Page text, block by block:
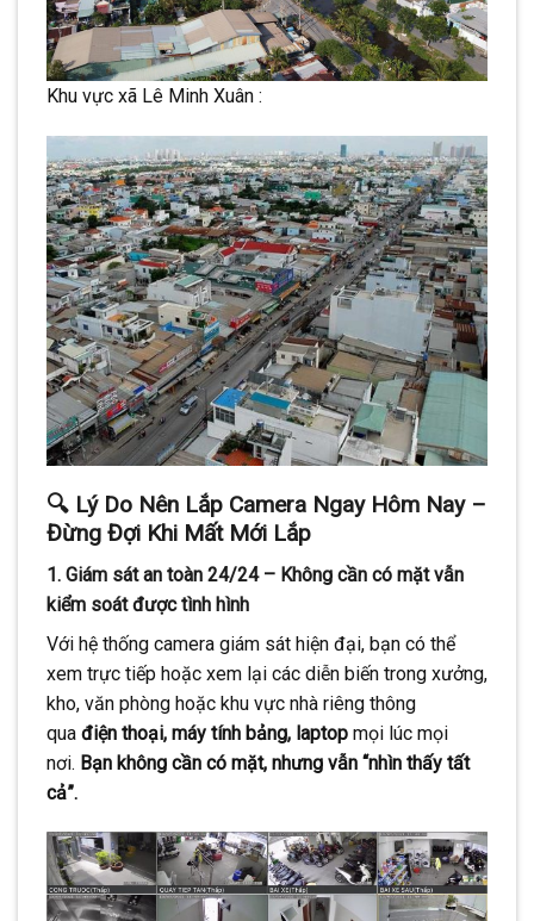
Khu vực xã Lê Minh Xuân :
🔍 Lý Do Nên Lắp Camera Ngay Hôm Nay –
Đừng Đợi Khi Mất Mới Lắp
1. Giám sát an toàn 24/24 – Không cần có mặt vẫn
kiểm soát được tình hình
Với hệ thống camera giám sát hiện đại, bạn có thể
xem trực tiếp hoặc xem lại các diễn biến trong xưởng,
kho, văn phòng hoặc khu vực nhà riêng thông
qua điện thoại, máy tính bảng, laptop mọi lúc mọi
nơi. Bạn không cần có mặt, nhưng vẫn “nhìn thấy tất
cả”.